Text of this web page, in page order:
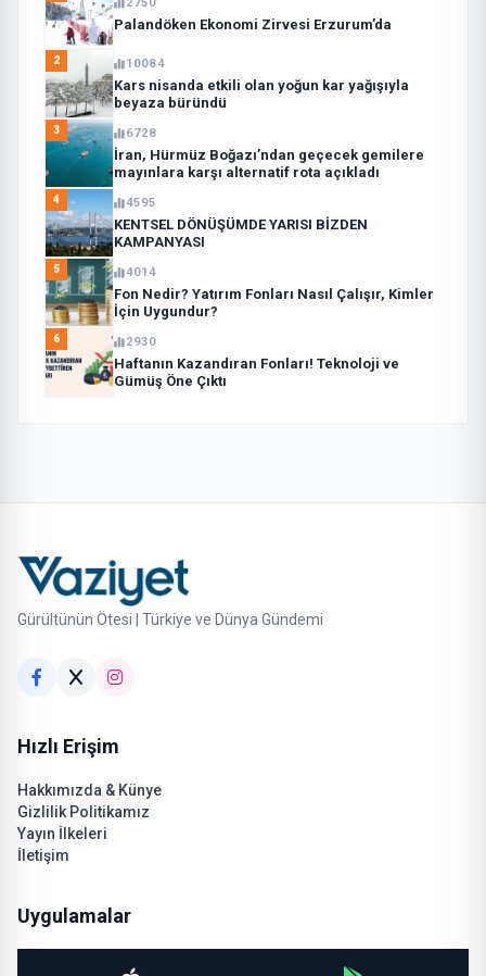
Palandöken Ekonomi Zirvesi Erzurum’da
2 10084
Kars nisanda etkili olan yoğun kar yağışıyla
beyaza büründü
3 6728
İran, Hürmüz Boğazı’ndan geçecek gemilere
mayınlara karşı alternatif rota açıkladı
4 4595
KENTSEL DÖNÜŞÜMDE YARISI BİZDEN
KAMPANYASI
5 4014
Fon Nedir? Yatırım Fonları Nasıl Çalışır, Kimler
İçin Uygundur?
6 2930
Haftanın Kazandıran Fonları! Teknoloji ve
Gümüş Öne Çıktı
Gürültünün Ötesi | Türkiye ve Dünya Gündemi
Hızlı Erişim
Hakkımızda & Künye
Gizlilik Politikamız
Yayın İlkeleri
İletişim
Uygulamalar